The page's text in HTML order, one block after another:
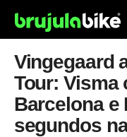
Vingegaard
Tour: Visma
Barcelona e
segundos